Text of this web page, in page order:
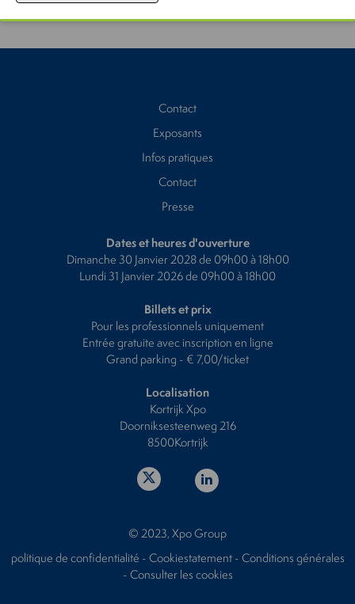
Contact
Exposants
Infos pratiques
Contact
Presse
Dates et heures d'ouverture
Dimanche 30 Janvier 2028 de 09h00 à 18h00
Lundi 31 Janvier 2026 de 09h00 à 18h00
Billets et prix
Pour les professionnels uniquement
Entrée gratuite avec inscription en ligne
Grand parking - € 7,00/ticket
Localisation
Kortrijk Xpo
Doorniksesteenweg 216
8500Kortrijk
© 2023, Xpo Group
politique de confidentialité -Cookiestatement-Conditions générales
-Consulter les cookies